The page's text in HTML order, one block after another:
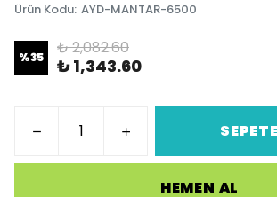
Ürün Kodu: AYD-MANTAR-6500
%35 ₺ 2,082.60
₺ 1,343.60
HEMEN AL